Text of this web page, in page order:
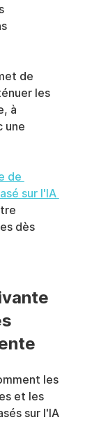
de
les
à
une
de
sur l'IA
dès
les
et les
sur l'IA